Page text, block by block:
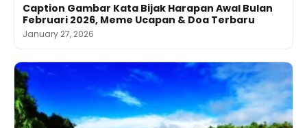
Caption Gambar Kata Bijak Harapan Awal Bulan
Februari 2026, Meme Ucapan & Doa Terbaru
January 27, 2026